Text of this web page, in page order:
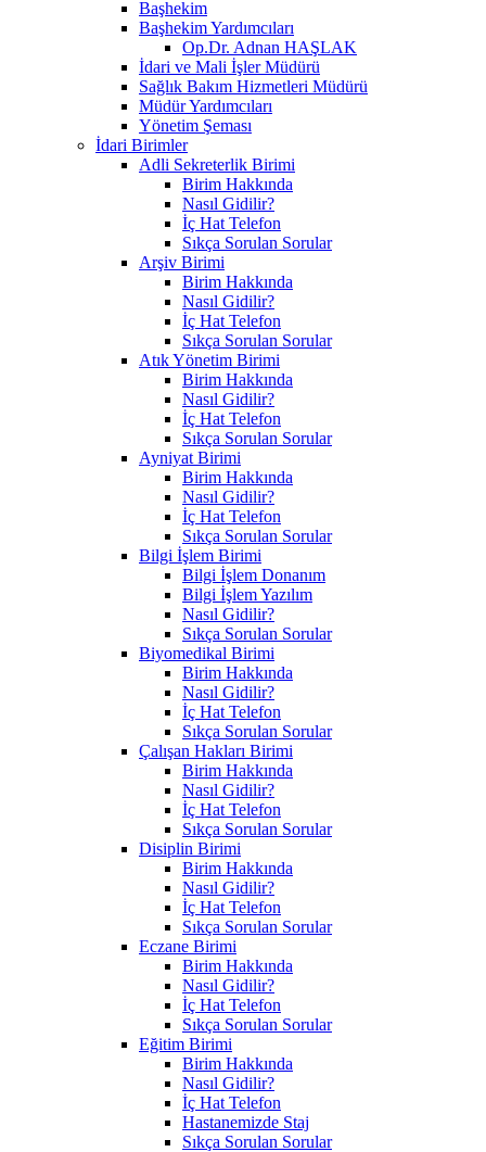
Başhekim
Başhekim Yardımcıları
Op.Dr. Adnan HAŞLAK
İdari ve Mali İşler Müdürü
Sağlık Bakım Hizmetleri Müdürü
Müdür Yardımcıları
Yönetim Şeması
İdari Birimler
Adli Sekreterlik Birimi
Birim Hakkında
Nasıl Gidilir?
İç Hat Telefon
Sıkça Sorulan Sorular
Arşiv Birimi
Birim Hakkında
Nasıl Gidilir?
İç Hat Telefon
Sıkça Sorulan Sorular
Atık Yönetim Birimi
Birim Hakkında
Nasıl Gidilir?
İç Hat Telefon
Sıkça Sorulan Sorular
Ayniyat Birimi
Birim Hakkında
Nasıl Gidilir?
İç Hat Telefon
Sıkça Sorulan Sorular
Bilgi İşlem Birimi
Bilgi İşlem Donanım
Bilgi İşlem Yazılım
Nasıl Gidilir?
Sıkça Sorulan Sorular
Biyomedikal Birimi
Birim Hakkında
Nasıl Gidilir?
İç Hat Telefon
Sıkça Sorulan Sorular
Çalışan Hakları Birimi
Birim Hakkında
Nasıl Gidilir?
İç Hat Telefon
Sıkça Sorulan Sorular
Disiplin Birimi
Birim Hakkında
Nasıl Gidilir?
İç Hat Telefon
Sıkça Sorulan Sorular
Eczane Birimi
Birim Hakkında
Nasıl Gidilir?
İç Hat Telefon
Sıkça Sorulan Sorular
Eğitim Birimi
Birim Hakkında
Nasıl Gidilir?
İç Hat Telefon
Hastanemizde Staj
Sıkça Sorulan Sorular